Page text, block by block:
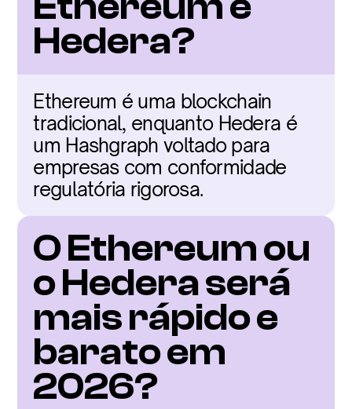
Hedera?
Ethereum é uma blockchain
tradicional, enquanto Hedera é
um Hashgraph voltado para
empresas com conformidade
regulatória rigorosa.
O Ethereum ou
o Hedera será
mais rápido e
barato em
2026?